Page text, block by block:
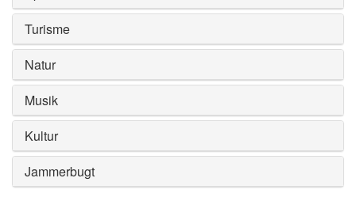
Turisme
Natur
Musik
Kultur
Jammerbugt